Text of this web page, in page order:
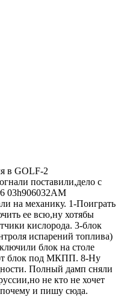
в GOLF-2
поставили,дело с
03h906032AM
на механику. 1-Поиграть
ее всю,ну хотябы
кислорода. 3-блок
испарений топлива)
блок на столе
блок под МКПП. 8-Ну
Полный дамп сняли
не кто не хочет
почему и пишу сюда.